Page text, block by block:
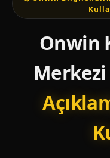
Onwin
Merkezi